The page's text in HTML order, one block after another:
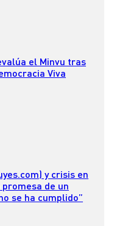
el Minvu tras
Viva
y crisis en
de un
se ha cumplido”